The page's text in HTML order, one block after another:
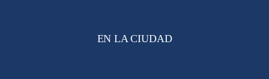
EN LA CIUDAD